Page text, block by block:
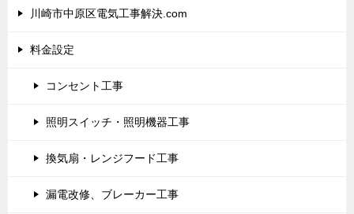
川崎市中原区電気工事解決.com
料金設定
コンセント工事
照明スイッチ・照明機器工事
換気扇・レンジフード工事
漏電改修、ブレーカー工事